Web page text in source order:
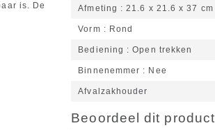
is. De
Afmeting 21.6 x 21.6 x 37 cm
Vorm Rond
Bediening Open trekken
Binnenemmer Nee
Afvalzakhouder
Beoordeel dit product